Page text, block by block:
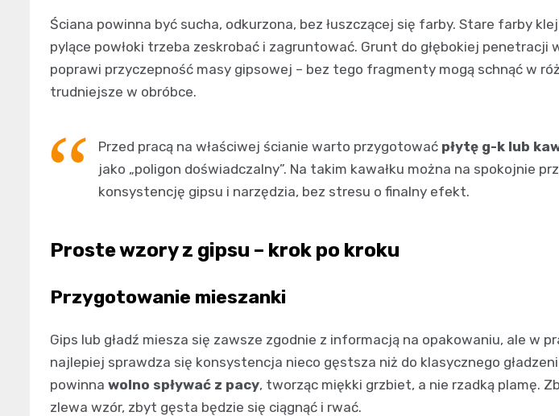
Ściana powinna być sucha, odkurzona, bez łuszczącej się farby. Stare farby
pylące powłoki trzeba zeskrobać i zagruntować. Grunt do głębokiej penetracji
poprawi przyczepność masy gipsowej – bez tego fragmenty mogą schnąć w
trudniejsze w obróbce.
Przed pracą na właściwej ścianie warto przygotować płytę g-k lub
jako „poligon doświadczalny”. Na takim kawałku można na spokojnie
konsystencję gipsu i narzędzia, bez stresu o finalny efekt.
Proste wzory z gipsu – krok po kroku
Przygotowanie mieszanki
Gips lub gładź miesza się zawsze zgodnie z informacją na opakowaniu, ale w
najlepiej sprawdza się konsystencja nieco gęstsza niż do klasycznego
powinna wolno spływać z pacy, tworząc miękki grzbiet, a nie rzadką plamę.
zlewa wzór, zbyt gęsta będzie się ciągnąć i rwać.